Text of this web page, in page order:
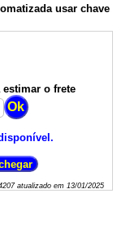
usar chave
estimar o frete
atualizado em 13/01/2025